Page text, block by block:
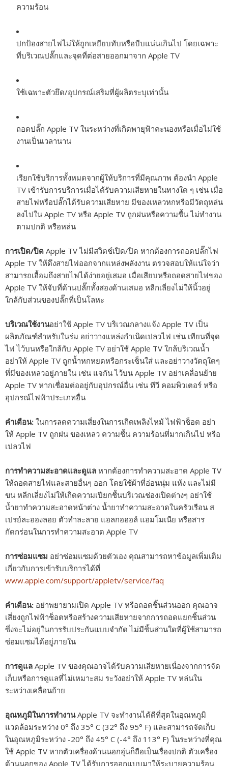
ความร้อน
ปกป้องสายไฟไม่ให้ถูกเหยียบทับหรือบีบแน่นเกินไป โดยเฉพาะ
ที่บริเวณปลั๊กและจุดที่ต่อสายออกมาจาก Apple TV
ใช้เฉพาะตัวยึด/อุปกรณ์เสริมที่ผู้ผลิตระบุเท่านั้น
ถอดปลั๊ก Apple TV ในระหว่างที่เกิดพายุฟ้าคะนองหรือเมื่อไม่ใช้
งานเป็นเวลานาน
เรียกใช้บริการทั้งหมดจากผู้ให้บริการที่มีคุณภาพ ต้องนำ Apple
TV เข้ารับการบริการเมื่อได้รับความเสียหายในทางใด ๆ เช่น เมื่อ
สายไฟหรือปลั๊กได้รับความเสียหาย มีของเหลวหกหรือมีวัตถุหล่น
ลงไปใน Apple TV หรือ Apple TV ถูกฝนหรือความชื้น ไม่ทำงาน
ตามปกติ หรือหล่น
การเปิด/ปิด Apple TV ไม่มีสวิตช์เปิด/ปิด หากต้องการถอดปลั๊กไฟ
Apple TV ให้ดึงสายไฟออกจากแหล่งพลังงาน ตรวจสอบให้แน่ใจว่า
สามารถเอื้อมถึงสายไฟได้ง่ายอยู่เสมอ เมื่อเสียบหรือถอดสายไฟของ
Apple TV ให้จับที่ด้านปลั๊กทั้งสองด้านเสมอ หลีกเลี่ยงไม่ให้นิ้วอยู่
ใกล้กับส่วนของปลั๊กที่เป็นโลหะ
บริเวณใช้งานอย่าใช้ Apple TV บริเวณกลางแจ้ง Apple TV เป็น
ผลิตภัณฑ์สำหรับในร่ม อย่าวางแหล่งกำเนิดเปลวไฟ เช่น เทียนที่จุด
ไฟ ไว้บนหรือใกล้กับ Apple TV อย่าใช้ Apple TV ใกล้บริเวณน้ำ
อย่าให้ Apple TV ถูกน้ำหกหยดหรือกระเซ็นใส่ และอย่าวางวัตถุใดๆ
ที่มีของเหลวอยู่ภายใน เช่น แจกัน ไว้บน Apple TV อย่าเคลื่อนย้าย
Apple TV หากเชื่อมต่ออยู่กับอุปกรณ์อื่น เช่น ทีวี คอมพิวเตอร์ หรือ
อุปกรณ์ไฟฟ้าประเภทอื่น
คำเตือน: ในการลดความเสี่ยงในการเกิดเพลิงไหม้ ไฟฟ้าช็อต อย่า
ให้ Apple TV ถูกฝน ของเหลว ความชื้น ความร้อนที่มากเกินไป หรือ
เปลวไฟ
การทำความสะอาดและดูแล หากต้องการทำความสะอาด Apple TV
ให้ถอดสายไฟและสายอื่นๆ ออก โดยใช้ผ้าที่อ่อนนุ่ม แห้ง และไม่มี
ขน หลีกเลี่ยงไม่ให้เกิดความเปียกชื้นบริเวณช่องเปิดต่างๆ อย่าใช้
น้ำยาทำความสะอาดหน้าต่าง น้ำยาทำความสะอาดในครัวเรือน ส
เปรย์ละอองลอย ตัวทำละลาย แอลกอฮอล์ แอมโมเนีย หรือสาร
กัดกร่อนในการทำความสะอาด Apple TV
การซ่อมแซม อย่าซ่อมแซมด้วยตัวเอง คุณสามารถหาข้อมูลเพิ่มเติม
เกี่ยวกับการเข้ารับบริการได้ที่
www.apple.com/support/appletv/service/faq
คำเตือน: อย่าพยายามเปิด Apple TV หรือถอดชิ้นส่วนออก คุณอาจ
เสี่ยงถูกไฟฟ้าช็อตหรือสร้างความเสียหายจากการถอดแยกชิ้นส่วน
ซึ่งจะไม่อยู่ในการรับประกันแบบจำกัด ไม่มีชิ้นส่วนใดที่ผู้ใช้สามารถ
ซ่อมแซมได้อยู่ภายใน
การดูแล Apple TV ของคุณอาจได้รับความเสียหายเนื่องจากการจัด
เก็บหรือการดูแลที่ไม่เหมาะสม ระวังอย่าให้ Apple TV หล่นใน
ระหว่างเคลื่อนย้าย
อุณหภูมิในการทำงานApple TV จะทำงานได้ดีที่สุดในอุณหภูมิ
แวดล้อมระหว่าง 0° ถึง 35° C (32° ถึง 95° F) และสามารถจัดเก็บ
ในอุณหภูมิระหว่าง -20° ถึง 45° C (-4° ถึง 113° F) ในระหว่างที่คุณ
ใช้ Apple TV หากตัวเครื่องด้านนอกอุ่นก็ถือเป็นเรื่องปกติ ตัวเครื่อง
ด้านนอกของ Apple TV ได้รับการออกแบบมาให้ระบายความร้อน